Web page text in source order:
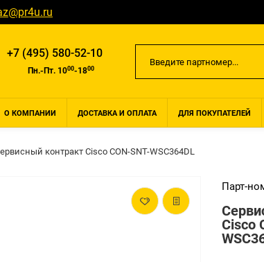
+7 (495) 580-52-10
Пн.-Пт. 1000-1800
О КОМПАНИИ ДОСТАВКА И ОПЛАТА ДЛЯ ПОКУПАТЕЛЕЙ
контракт Cisco CON-SNT-WSC364DL
Парт-
Cisco